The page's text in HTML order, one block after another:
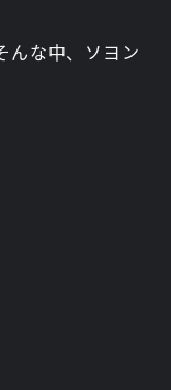
んな中、ソヨン